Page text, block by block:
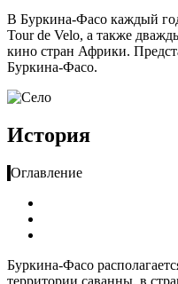
В Буркина-Фасо каждый
Tour de Velo, а также
кино стран Африки.
Буркина-Фасо.
История
Оглавление
Буркина-Фасо
территории саванны, в